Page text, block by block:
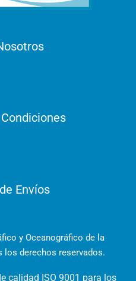
Envíos
y Oceanográfico de la
los derechos reservados.
calidad ISO 9001 para los